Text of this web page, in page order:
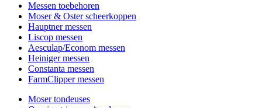
Messen toebehoren
Moser & Oster scheerkoppen
Hauptner messen
Liscop messen
Aesculap/Econom messen
Heiniger messen
Constanta messen
FarmClipper messen
Moser tondeuses